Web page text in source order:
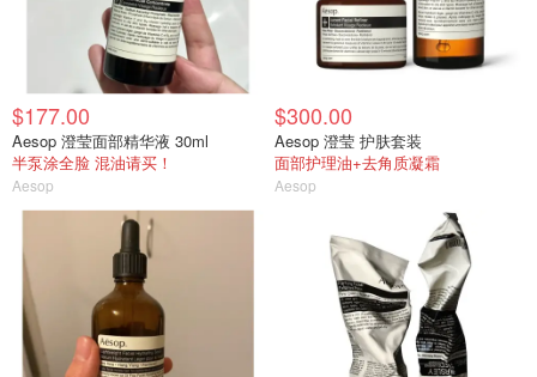
$177.00
Aesop 澄莹面部精华液 30ml
半泵涂全脸 混油请买！
Aesop
$300.00
Aesop 澄莹 护肤套装
面部护理油+去角质凝霜
Aesop